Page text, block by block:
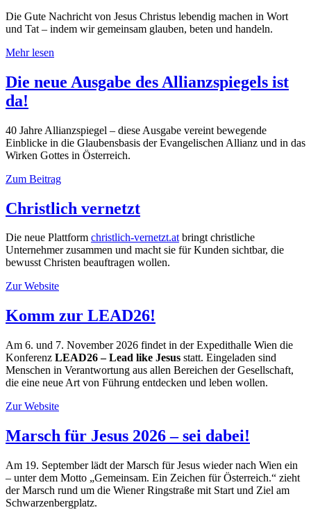
Die Gute Nachricht von Jesus Christus lebendig machen in Wort
und Tat – indem wir gemeinsam glauben, beten und handeln.
Mehr lesen
Die neue Ausgabe des Allianzspiegels ist
da!
40 Jahre Allianzspiegel – diese Ausgabe vereint bewegende
Einblicke in die Glaubensbasis der Evangelischen Allianz und in das
Wirken Gottes in Österreich.
Zum Beitrag
Christlich vernetzt
Die neue Plattform christlich-vernetzt.atbringt christliche
Unternehmer zusammen und macht sie für Kunden sichtbar, die
bewusst Christen beauftragen wollen.
Zur Website
Komm zur LEAD26!
Am 6. und 7. November 2026 findet in der Expedithalle Wien die
Konferenz LEAD26– Lead like Jesus statt. Eingeladen sind
Menschen in Verantwortung aus allen Bereichen der Gesellschaft,
die eine neue Art von Führung entdecken und leben wollen.
Zur Website
Marsch für Jesus 2026 – sei dabei!
Am 19. September lädt der Marsch für Jesus wieder nach Wien ein
– unter dem Motto „Gemeinsam. Ein Zeichen für Österreich.“ zieht
der Marsch rund um die Wiener Ringstraße mit Start und Ziel am
Schwarzenbergplatz.